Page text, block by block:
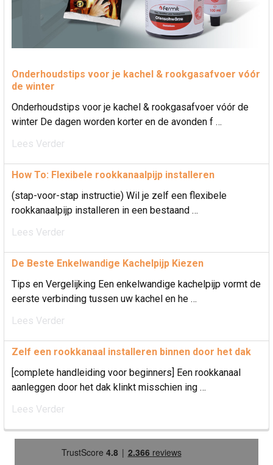
Onderhoudstips voor je kachel & rookgasafvoer vóór
de winter
Onderhoudstips voor je kachel & rookgasafvoer vóór de
winter De dagen worden korter en de avonden f …
Lees Verder
How To: Flexibele rookkanaalpijp installeren
(stap-voor-stap instructie) Wil je zelf een flexibele
rookkanaalpijp installeren in een bestaand …
Lees Verder
De Beste Enkelwandige Kachelpijp Kiezen
Tips en Vergelijking Een enkelwandige kachelpijp vormt de
eerste verbinding tussen uw kachel en he …
Lees Verder
Zelf een rookkanaal installeren binnen door het dak
[complete handleiding voor beginners] Een rookkanaal
aanleggen door het dak klinkt misschien ing …
Lees Verder